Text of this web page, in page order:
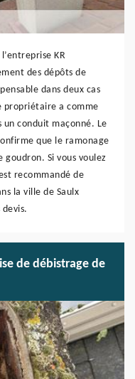
KR
des dépôts de
dans deux cas
propriétaire a comme
un conduit maçonné. Le
que le ramonage
Si vous voulez
recommandé de
la ville de Saulx
de débistrage de